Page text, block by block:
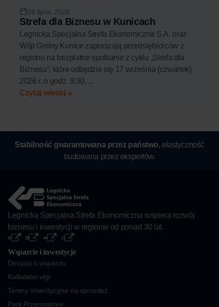
28 lipca, 2026
Strefa dla Biznesu w Kunicach
Legnicka Specjalna Strefa Ekonomiczna S.A. oraz
Wójt Gminy Kunice zapraszają przedsiębiorców z
regionu na bezpłatne spotkanie z cyklu „Strefa dla
Biznesu”, które odbędzie się 17 września (czwartek)
2026 r. o godz. 9:30, ...
Czytaj więcej
Stabilność gwarantowana przez państwo, elastyczność
budowana przez ekspertów.
Legnicka Specjalna Strefa Ekonomiczna wspiera rozwój
biznesu i inwestycji w regionie od ponad 30 lat.
Wsparcie i inwestycje
Decyzja o wsparciu
Kalkulator ulgi
Tereny inwestycyjne na sprzedaż
Park Przemysłowy